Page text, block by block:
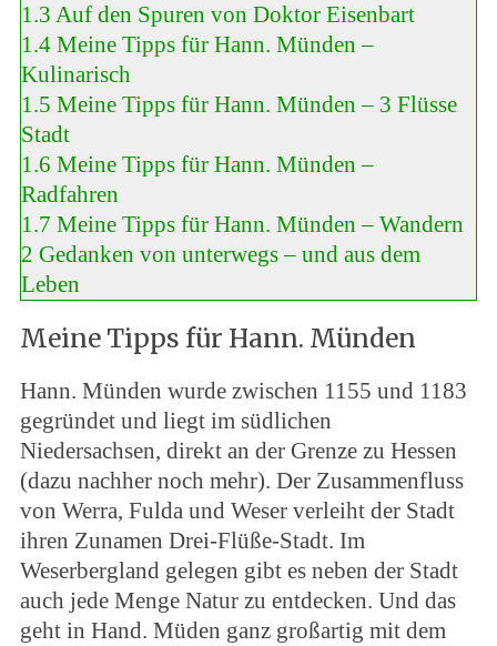
1.3 Auf den Spuren von Doktor Eisenbart
1.4 Meine Tipps für Hann. Münden –
Kulinarisch
1.5 Meine Tipps für Hann. Münden – 3 Flüsse
Stadt
1.6 Meine Tipps für Hann. Münden –
Radfahren
1.7 Meine Tipps für Hann. Münden – Wandern
2 Gedanken von unterwegs – und aus dem
Leben
Meine Tipps für Hann. Münden
Hann. Münden wurde zwischen 1155 und 1183
gegründet und liegt im südlichen
Niedersachsen, direkt an der Grenze zu Hessen
(dazu nachher noch mehr). Der Zusammenfluss
von Werra, Fulda und Weser verleiht der Stadt
ihren Zunamen Drei-Flüße-Stadt. Im
Weserbergland gelegen gibt es neben der Stadt
auch jede Menge Natur zu entdecken. Und das
geht in Hand. Müden ganz großartig mit dem